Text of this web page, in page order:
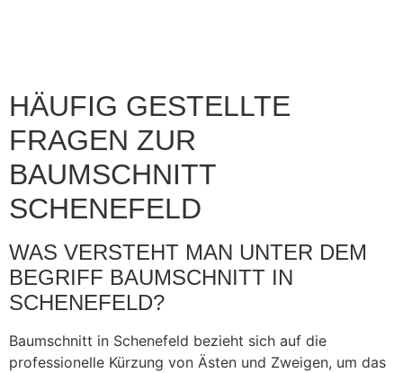
HÄUFIG GESTELLTE
FRAGEN ZUR
BAUMSCHNITT
SCHENEFELD
WAS VERSTEHT MAN UNTER DEM
BEGRIFF BAUMSCHNITT IN
SCHENEFELD?
Baumschnitt in Schenefeld bezieht sich auf die
professionelle Kürzung von Ästen und Zweigen, um das